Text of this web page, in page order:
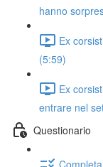
hanno
Ex
(5:59)
Ex
entrare nel
Questionario